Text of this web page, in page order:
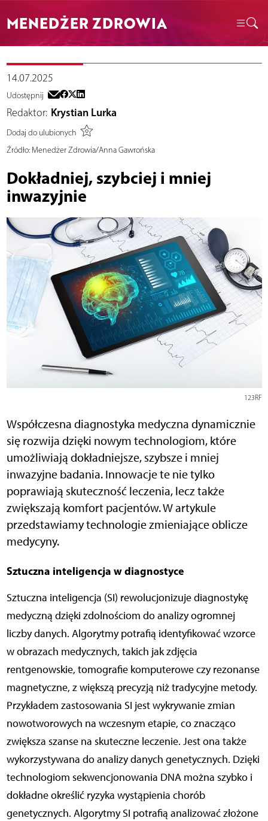
MENEDŻER ZDROWIA
14.07.2025
Udostępnij
Redaktor: Krystian Lurka
Dodaj do ulubionych
Źródło:Menedżer Zdrowia/Anna Gawrońska
Dokładniej, szybciej i mniej
inwazyjnie
123RF
Współczesna diagnostyka medyczna dynamicznie
się rozwija dzięki nowym technologiom, które
umożliwiają dokładniejsze, szybsze i mniej
inwazyjne badania. Innowacje te nie tylko
poprawiają skuteczność leczenia, lecz także
zwiększają komfort pacjentów. W artykule
przedstawiamy technologie zmieniające oblicze
medycyny.
Sztuczna inteligencja w diagnostyce
Sztuczna inteligencja (SI) rewolucjonizuje diagnostykę
medyczną dzięki zdolnościom do analizy ogromnej
liczby danych. Algorytmy potrafią identyfikować wzorce
w obrazach medycznych, takich jak zdjęcia
rentgenowskie, tomografie komputerowe czy rezonanse
magnetyczne, z większą precyzją niż tradycyjne metody.
Przykładem zastosowania SI jest wykrywanie zmian
nowotworowych na wczesnym etapie, co znacząco
zwiększa szanse na skuteczne leczenie. Jest ona także
wykorzystywana do analizy danych genetycznych. Dzięki
technologiom sekwencjonowania DNA można szybko i
dokładne określić ryzyka wystąpienia chorób
genetycznych. Algorytmy SI potrafią analizować złożone